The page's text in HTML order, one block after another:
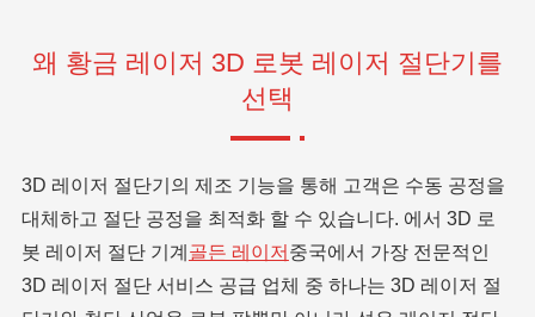
왜 황금 레이저 3D 로봇 레이저 절단기를
선택
3D 레이저 절단기의 제조 기능을 통해 고객은 수동 공정을
대체하고 절단 공정을 최적화 할 수 있습니다. 에서 3D 로
봇 레이저 절단 기계 골든 레이저 중국에서 가장 전문적인
3D 레이저 절단 서비스 공급 업체 중 하나는 3D 레이저 절